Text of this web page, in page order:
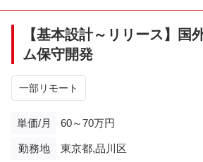
【基本設計～リリース】国
ム保守開発
一部リモート
単価/月 60～70万円
勤務地 東京都,品川区